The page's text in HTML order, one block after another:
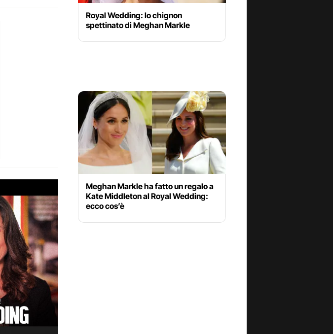
Royal Wedding: lo chignon
spettinato di Meghan Markle
Meghan Markle ha fatto un regalo a
Kate Middleton al Royal Wedding:
ecco cos’è